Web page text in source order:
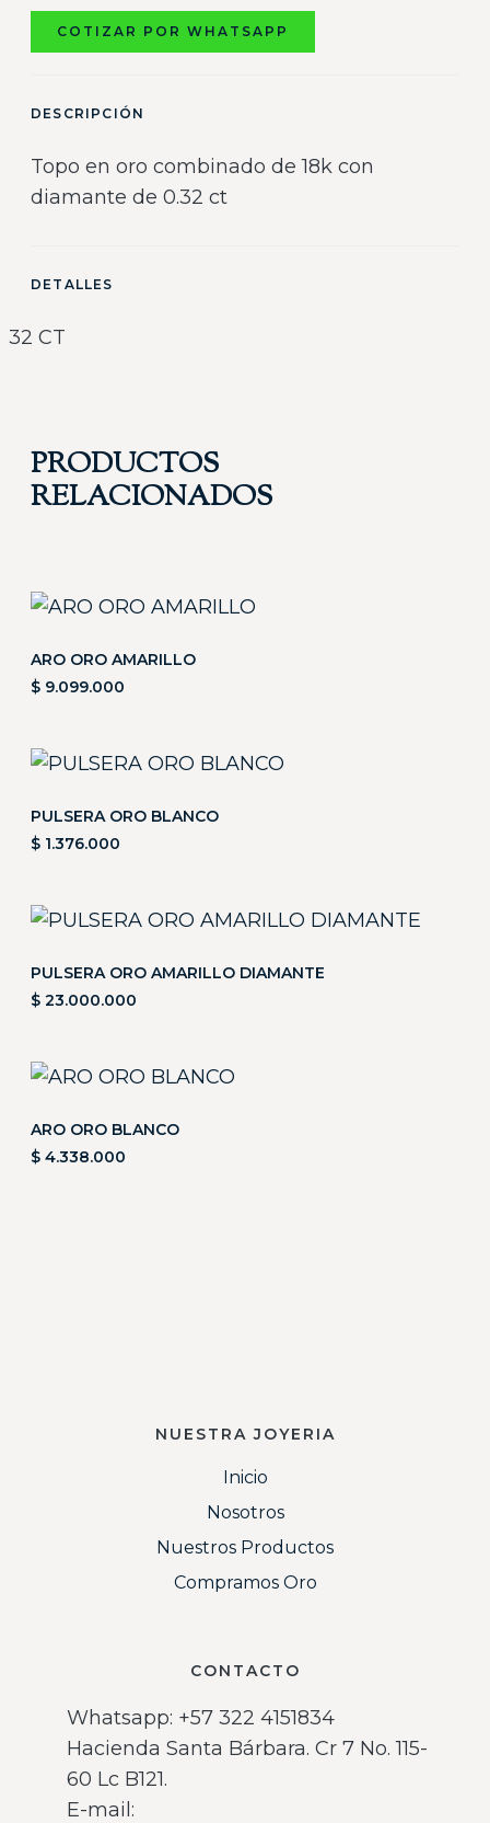
COTIZAR POR WHATSAPP
DESCRIPCIÓN
Topo en oro combinado de 18k con
diamante de 0.32 ct
DETALLES
32 CT
PRODUCTOS
RELACIONADOS
ARO ORO AMARILLO
$ 9.099.000
PULSERA ORO BLANCO
$ 1.376.000
PULSERA ORO AMARILLO DIAMANTE
$ 23.000.000
ARO ORO BLANCO
$ 4.338.000
NUESTRA JOYERIA
Inicio
Nosotros
Nuestros Productos
Compramos Oro
CONTACTO
Whatsapp: ‪+57 322 4151834‬
Hacienda Santa Bárbara. Cr 7 No. 115-
60 Lc B121.
E-mail: